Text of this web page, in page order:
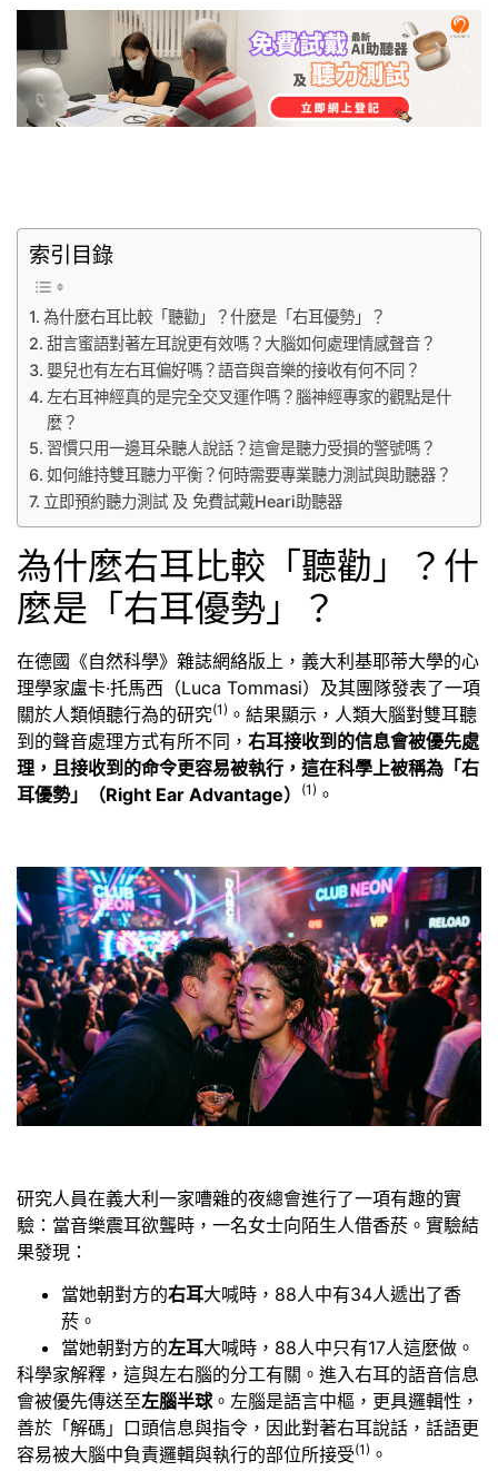
索引目錄
為什麼右耳比較「聽勸」？什麼是「右耳優勢」？
甜言蜜語對著左耳說更有效嗎？大腦如何處理情感聲音？
嬰兒也有左右耳偏好嗎？語音與音樂的接收有何不同？
左右耳神經真的是完全交叉運作嗎？腦神經專家的觀點是什
麼？
習慣只用一邊耳朵聽人說話？這會是聽力受損的警號嗎？
如何維持雙耳聽力平衡？何時需要專業聽力測試與助聽器？
立即預約聽力測試 及 免費試戴Heari助聽器
為什麼右耳比較「聽勸」？什
麼是「右耳優勢」？
在德國《自然科學》雜誌網絡版上，義大利基耶蒂大學的心
理學家盧卡·托馬西（Luca Tommasi）及其團隊發表了一項
關於人類傾聽行為的研究(1) 。結果顯示，人類大腦對雙耳聽
到的聲音處理方式有所不同， 右耳接收到的信息會被優先處
理，且接收到的命令更容易被執行，這在科學上被稱為「右
耳優勢」（Right Ear Advantage）
(1) 。
研究人員在義大利一家嘈雜的夜總會進行了一項有趣的實
驗：當音樂震耳欲聾時，一名女士向陌生人借香菸。實驗結
果發現：
當她朝對方的右耳大喊時，88人中有34人遞出了香
菸。
當她朝對方的左耳大喊時，88人中只有17人這麼做。
科學家解釋，這與左右腦的分工有關。進入右耳的語音信息
會被優先傳送至左腦半球。左腦是語言中樞，更具邏輯性，
善於「解碼」口頭信息與指令，因此對著右耳說話，話語更
容易被大腦中負責邏輯與執行的部位所接受(1) 。